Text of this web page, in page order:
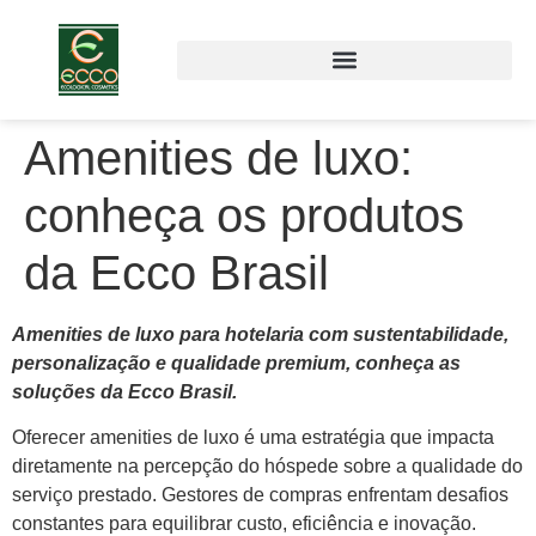
Amenities de luxo:
conheça os produtos
da Ecco Brasil
Amenities de luxo para hotelaria com sustentabilidade,
personalização e qualidade premium, conheça as
soluções da Ecco Brasil.
Oferecer amenities de luxo é uma estratégia que impacta
diretamente na percepção do hóspede sobre a qualidade do
serviço prestado. Gestores de compras enfrentam desafios
constantes para equilibrar custo, eficiência e inovação.